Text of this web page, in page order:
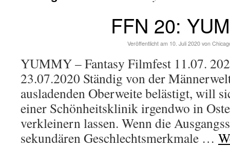
FFN 20:
Veröffentlicht am 10. Juli 2020 von
YUMMY – Fantasy Filmfest 11.07.
23.07.2020 Ständig von der
ausladenden Oberweite belästigt, will
einer Schönheitsklinik irgendwo in
verkleinern lassen. Wenn die
sekundären Geschlechtsmerkmale …